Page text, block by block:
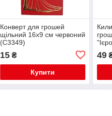
Конверт для грошей
щільний 16х9 см червоний
(C3349)
15₴
Купити
49